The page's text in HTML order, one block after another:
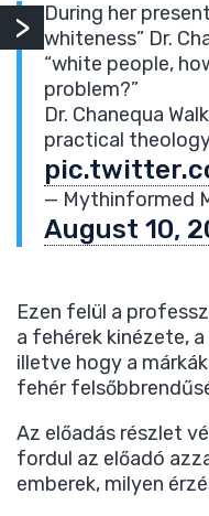
During her
whiteness” Dr.
“white people,
problem?”
Dr. Chanequa
practical
— Mythinformed
August 10,
Ezen felül a
a fehérek kinézete,
illetve hogy a
fehér
Az előadás részlet
fordul az előadó
emberek, milyen